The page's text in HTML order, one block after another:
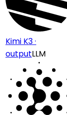
Kimi K3 ·
outputLLM